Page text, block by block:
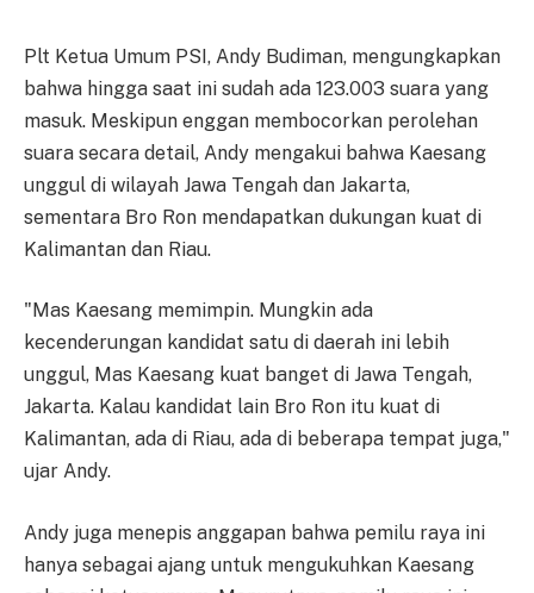
Plt Ketua Umum PSI, Andy Budiman, mengungkapkan
bahwa hingga saat ini sudah ada 123.003 suara yang
masuk. Meskipun enggan membocorkan perolehan
suara secara detail, Andy mengakui bahwa Kaesang
unggul di wilayah Jawa Tengah dan Jakarta,
sementara Bro Ron mendapatkan dukungan kuat di
Kalimantan dan Riau.
"Mas Kaesang memimpin. Mungkin ada
kecenderungan kandidat satu di daerah ini lebih
unggul, Mas Kaesang kuat banget di Jawa Tengah,
Jakarta. Kalau kandidat lain Bro Ron itu kuat di
Kalimantan, ada di Riau, ada di beberapa tempat juga,"
ujar Andy.
Andy juga menepis anggapan bahwa pemilu raya ini
hanya sebagai ajang untuk mengukuhkan Kaesang